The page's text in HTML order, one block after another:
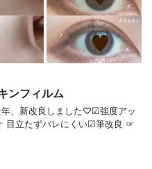
ンフィルム
年、新改良しました♡☑︎強度アッ
立たずバレにくい☑︎筆改良 ☞